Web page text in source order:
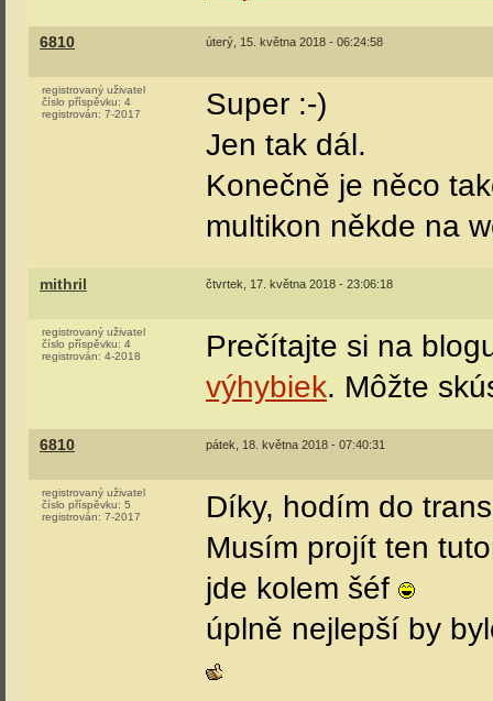
6810 úterý, 15. května 2018 - 06:24:58
registrovaný uživatel
číslo příspěvku: 4
registrován: 7-2017
Super :-)
Jen tak dál.
Konečně je něco
multikon někde na
mithril čtvrtek, 17. května 2018 - 23:06:18
registrovaný uživatel
číslo příspěvku: 4
registrován: 4-2018
Prečítajte si na
výhybiek. Môžte
6810 pátek, 18. května 2018 - 07:40:31
registrovaný uživatel
číslo příspěvku: 5
registrován: 7-2017
Díky, hodím do
Musím projít ten
jde kolem šéf
úplně nejlepší by